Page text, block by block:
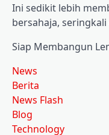
Ini sedikit lebih
bersahaja,
Siap Membangun
News
Berita
News Flash
Blog
Technology